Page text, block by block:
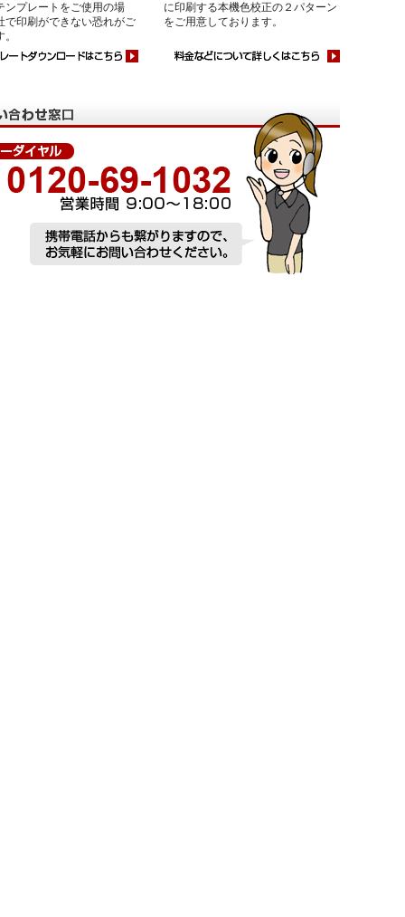
ンプレートをご使用の場
で印刷ができない恐れがご
に印刷する本機色校正の２パターン
をご用意しております。